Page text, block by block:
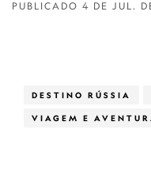
PUBLICADO 4 DE JUL.
DESTINO RÚSSIA
VIAGEM E